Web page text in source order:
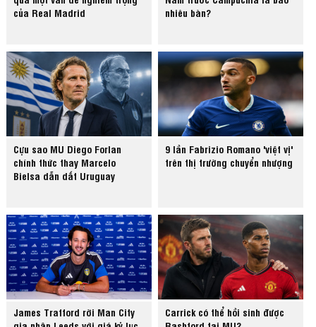
của Real Madrid
nhiêu bàn?
Cựu sao MU Diego Forlan
chính thức thay Marcelo
Bielsa dẫn dắt Uruguay
9 lần Fabrizio Romano 'việt vị'
trên thị trường chuyển nhượng
James Trafford rời Man City
Carrick có thể hồi sinh được